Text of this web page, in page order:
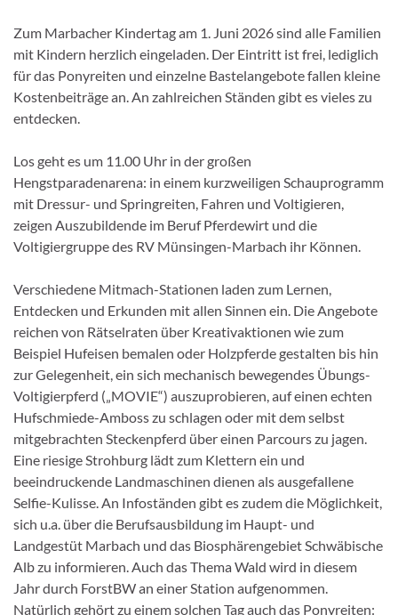
Zum Marbacher Kindertag am 1. Juni 2026 sind alle Familien
mit Kindern herzlich eingeladen. Der Eintritt ist frei, lediglich
für das Ponyreiten und einzelne Bastelangebote fallen kleine
Kostenbeiträge an. An zahlreichen Ständen gibt es vieles zu
entdecken.
Los geht es um 11.00 Uhr in der großen
Hengstparadenarena: in einem kurzweiligen Schauprogramm
mit Dressur- und Springreiten, Fahren und Voltigieren,
zeigen Auszubildende im Beruf Pferdewirt und die
Voltigiergruppe des RV Münsingen-Marbach ihr Können.
Verschiedene Mitmach-Stationen laden zum Lernen,
Entdecken und Erkunden mit allen Sinnen ein. Die Angebote
reichen von Rätselraten über Kreativaktionen wie zum
Beispiel Hufeisen bemalen oder Holzpferde gestalten bis hin
zur Gelegenheit, ein sich mechanisch bewegendes Übungs-
Voltigierpferd („MOVIE“) auszuprobieren, auf einen echten
Hufschmiede-Amboss zu schlagen oder mit dem selbst
mitgebrachten Steckenpferd über einen Parcours zu jagen.
Eine riesige Strohburg lädt zum Klettern ein und
beeindruckende Landmaschinen dienen als ausgefallene
Selfie-Kulisse. An Infoständen gibt es zudem die Möglichkeit,
sich u.a. über die Berufsausbildung im Haupt- und
Landgestüt Marbach und das Biosphärengebiet Schwäbische
Alb zu informieren. Auch das Thema Wald wird in diesem
Jahr durch ForstBW an einer Station aufgenommen.
Natürlich gehört zu einem solchen Tag auch das Ponyreiten: